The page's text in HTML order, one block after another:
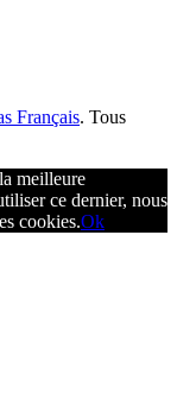
Français. Tous
meilleure
ce dernier, nous
cookies.Ok